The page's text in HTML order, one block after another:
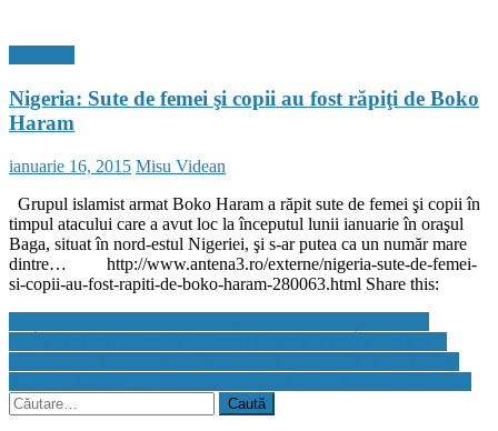
Nigeria: Sute de femei şi copii au fost răpiţi de Boko
Haram
Posted
ianuarie 16, 2015 Author
Misu Videan
Grupul islamist armat Boko Haram a răpit sute de femei şi copii în
timpul atacului care a avut loc la începutul lunii ianuarie în oraşul
Baga, situat în nord-estul Nigeriei, şi s-ar putea ca un număr mare
dintre… http://www.antena3.ro/externe/nigeria-sute-de-femei-
si-copii-au-fost-rapiti-de-boko-haram-280063.html Share this:
Navigare
în
articole
Caută
după: